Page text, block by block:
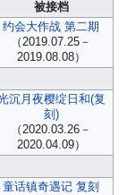
被接档
约会大作战 第二期
（2019.07.25－
2019.08.08）
沉月夜樱绽日和(复
刻)
（2020.03.26－
2020.04.09）
童话镇奇遇记 复刻